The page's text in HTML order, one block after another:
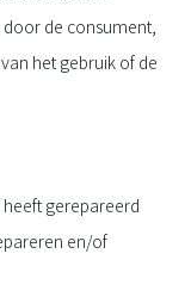
de consument,
het gebruik of de
gerepareerd
en/of